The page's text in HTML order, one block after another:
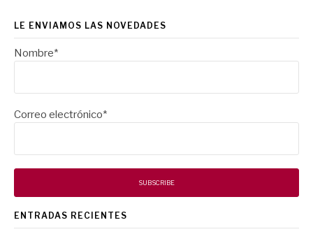
LE ENVIAMOS LAS NOVEDADES
Nombre*
Correo electrónico*
ENTRADAS RECIENTES